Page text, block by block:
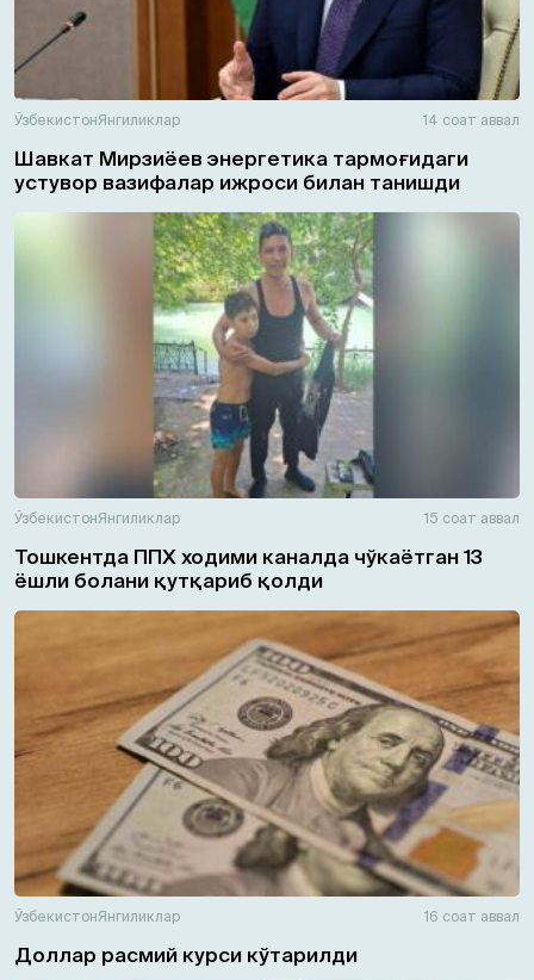
ЎзбекистонЯнгиликлар 14 соат аввал
Шавкат Мирзиёев энергетика тармоғидаги
устувор вазифалар ижроси билан танишди
ЎзбекистонЯнгиликлар 15 соат аввал
Тошкентда ППХ ходими каналда чўкаётган 13
ёшли болани қутқариб қолди
ЎзбекистонЯнгиликлар 16 соат аввал
Доллар расмий курси кўтарилди